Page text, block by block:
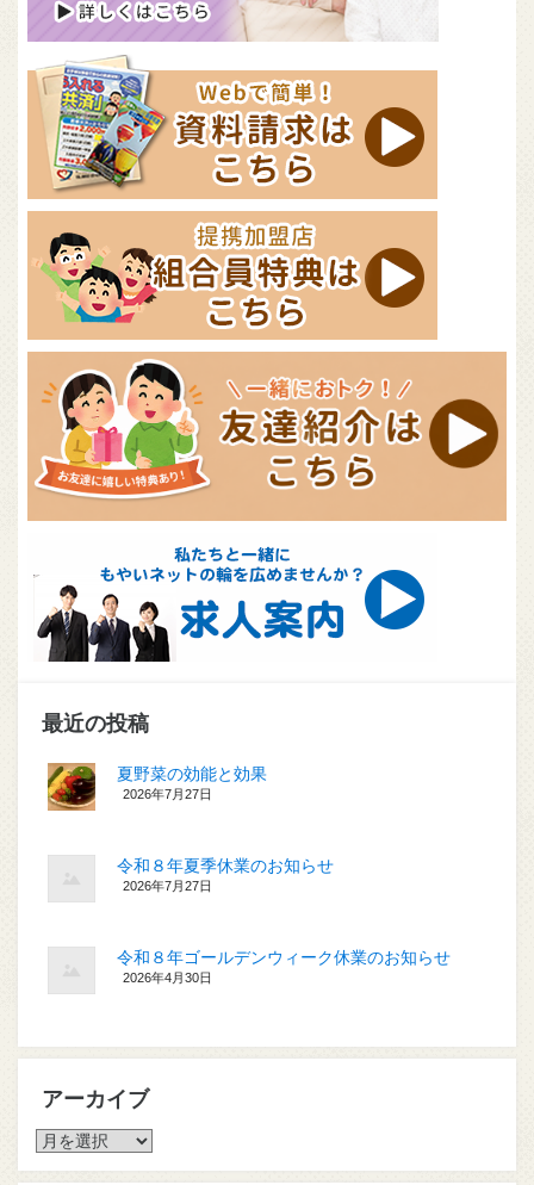
最近の投稿
夏野菜の効能と効果
2026年7月27日
令和８年夏季休業のお知らせ
2026年7月27日
令和８年ゴールデンウィーク休業のお知らせ
2026年4月30日
アーカイブ
ア